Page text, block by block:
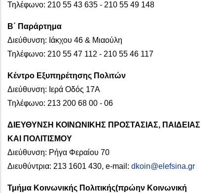
Τηλέφωνο: 210 55 43 635 - 210 55 49 148
Β΄ Παράρτημα
Διεύθυνση: Ιάκχου 46 & Μιαούλη
Τηλέφωνο: 210 55 47 112 - 210 55 46 117
Κέντρο Εξυπηρέτησης Πολιτών
Διεύθυνση: Ιερά Οδός 17A
Τηλέφωνο: 213 200 68 00 - 06
ΔΙΕΥΘΥΝΣΗ ΚΟΙΝΩΝΙΚΗΣ ΠΡΟΣΤΑΣΙΑΣ, ΠΑΙΔΕΙΑΣ
ΚΑΙ ΠΟΛΙΤΙΣΜΟΥ
Διεύθυνση: Ρήγα Φεραίου 70
Διευθύντρια: 213 1601 430, e-mail: dkoin@elefsina.gr
Τμήμα Κοινωνικής Πολιτικής(πρώην Κοινωνική